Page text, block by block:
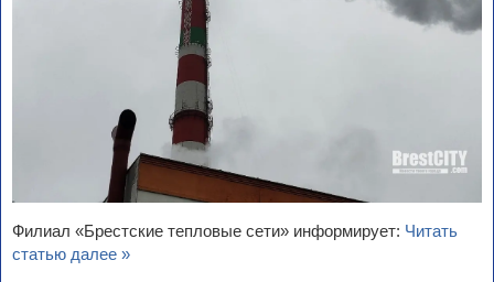
Филиал «Брестские тепловые сети» информирует: Читать
статью далее »